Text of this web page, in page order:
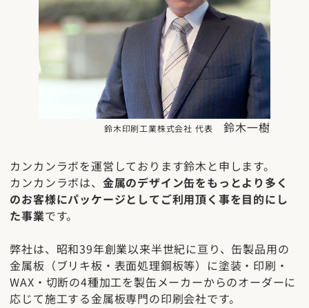
鈴木印刷工業株式会社 代表 鈴木一樹
カンカンラボを運営しております鈴木と申します。
カンカンラボは、 金属のデザイン缶をもっとより多く
のお客様にパッケージとしてご利用頂く事を目的にし
た事業です。
弊社は、昭和39年創業以来半世紀に亘り、缶製品用の
金属板（ブリキ板・表面処理鋼板等）に塗装・印刷・
WAX・切断の4種加工を製缶メーカーからのオーダーに
応じて施工する金属板専門の印刷会社です。